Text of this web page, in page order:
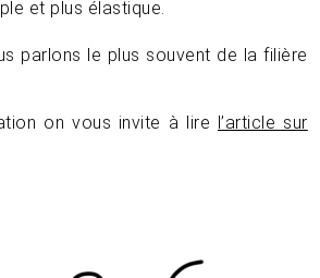
et plus élastique.
parlons le plus souvent de la filière
on vous invite à lire l’article sur